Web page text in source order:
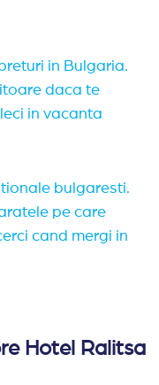
in Bulgaria.
daca te
in vacanta
bulgaresti.
pe care
cand mergi in
Hotel Ralitsa